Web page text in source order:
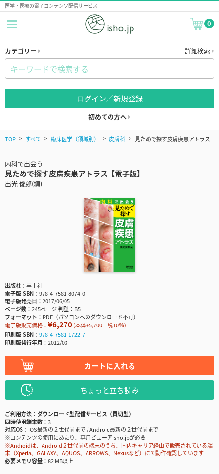
医学・医療の電子コンテンツ配信サービス
0
カテゴリー 詳細検索
ログイン／新規登録
初めての方へ
TOP すべて 臨床医学（領域別） 皮膚科 見ためで探す皮膚疾患アトラス
内科で出会う
見ためで探す皮膚疾患アトラス【電子版】
出光 俊郎(編)
出版社
羊土社
電子版ISBN
978-4-7581-8074-0
電子版発売日
2017/06/05
ページ数
245ページ判型
B5
フォーマット
PDF（パソコンへのダウンロード不可）
電子版販売価格： ¥6,270(本体¥5,700＋税10％)
印刷版ISBN
978-4-7581-1722-7
印刷版発行年月
2012/03
カートに入れる
ちょっと立ち読み
ご利用方法
ダウンロード型配信サービス（買切型）
同時使用端末数
3
対応OS
iOS最新の２世代前まで / Android最新の２世代前まで
※コンテンツの使用にあたり、専用ビューアisho.jpが必要
※Androidは、Android２世代前の端末のうち、国内キャリア経由で販売されている端
末（Xperia、GALAXY、AQUOS、ARROWS、Nexusなど）にて動作確認しています
必要メモリ容量
82 MB以上